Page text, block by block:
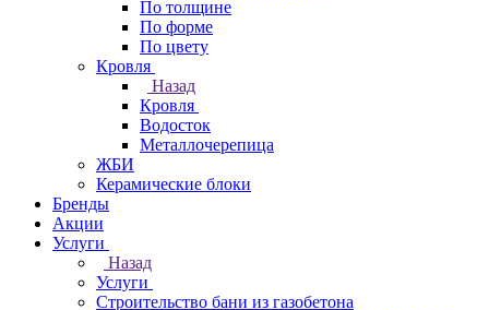
По толщине
По форме
По цвету
Кровля
Назад
Кровля
Водосток
Металлочерепица
ЖБИ
Керамические блоки
Бренды
Акции
Услуги
Назад
Услуги
Строительство бани из газобетона